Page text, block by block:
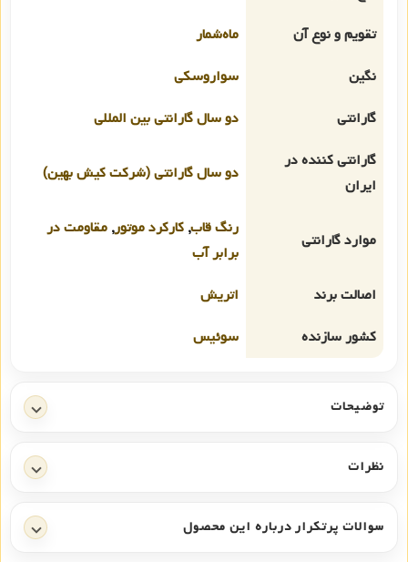
تقویم و نوع آن
ماه‌شمار
نگین
سواروسکی
گارانتی
دو سال گارانتی بین المللی
گارانتی کننده در
ایران
دو سال گارانتی (شرکت کیش بهین)
موارد گارانتی
رنگ قاب, کارکرد موتور, مقاومت در
برابر آب
اصالت برند
اتریش
کشور سازنده
سوئیس
توضیحات
نظرات
سوالات پرتکرار درباره این محصول